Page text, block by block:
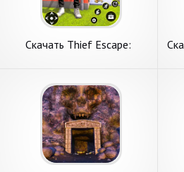
Скачать Thief Escape: